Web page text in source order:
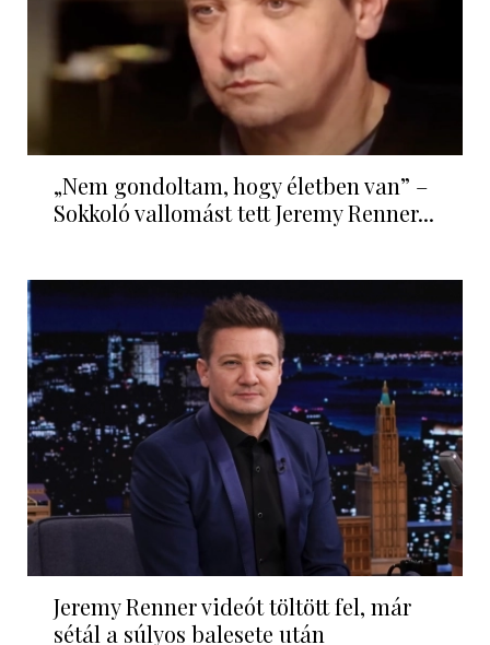
„Nem gondoltam, hogy életben van” –
Sokkoló vallomást tett Jeremy Renner...
Jeremy Renner videót töltött fel, már
sétál a súlyos balesete után